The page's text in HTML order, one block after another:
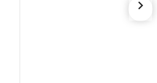
chevron_right